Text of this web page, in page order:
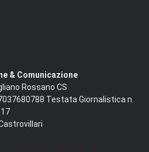
& Comunicazione
Rossano CS
Testata Giornalistica n.